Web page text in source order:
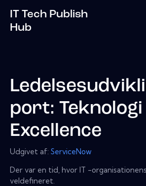
IT Tech Publish
Hub
port: Teknologi
Excellence
Udgivet af: ServiceNow
Der var en tid, hvor IT -
veldefineret.